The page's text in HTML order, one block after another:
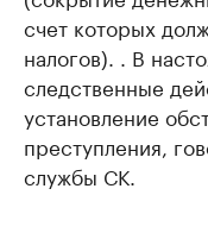
счет которых
налогов). . В
следственные
установление
преступления,
службы СК.